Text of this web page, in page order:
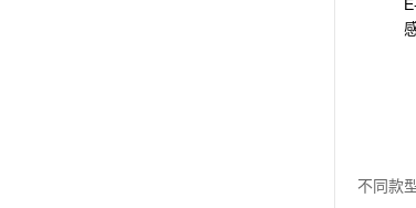
不同款